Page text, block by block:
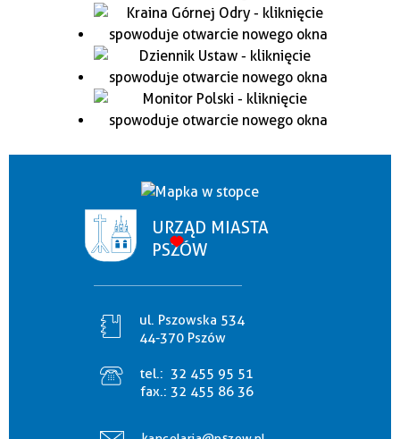
URZĄD MIASTA
PSZÓW
ul. Pszowska 534
44-370 Pszów
tel.: 32 455 95 51
fax.: 32 455 86 36